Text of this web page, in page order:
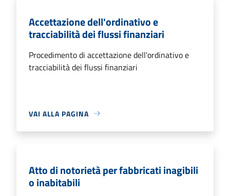
Accettazione dell'ordinativo e
tracciabilità dei flussi finanziari
Procedimento di accettazione dell'ordinativo e
tracciabilità dei flussi finanziari
VAI ALLA PAGINA
Atto di notorietà per fabbricati inagibili
o inabitabili